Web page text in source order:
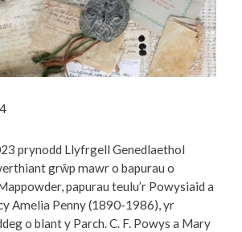
prynodd Llyfrgell Genedlaethol
grŵp mawr o bapurau o
papurau teulu’r Powysiaid a
Amelia Penny (1890-1986), yr
o blant y Parch. C. F. Powys a Mary